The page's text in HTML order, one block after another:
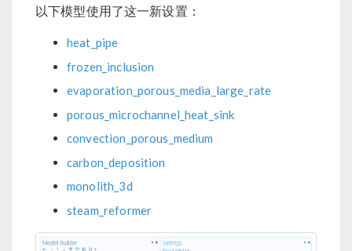
以下模型使用了这一新设置：
heat_pipe
frozen_inclusion
evaporation_porous_media_large_rate
porous_microchannel_heat_sink
convection_porous_medium
carbon_deposition
monolith_3d
steam_reformer